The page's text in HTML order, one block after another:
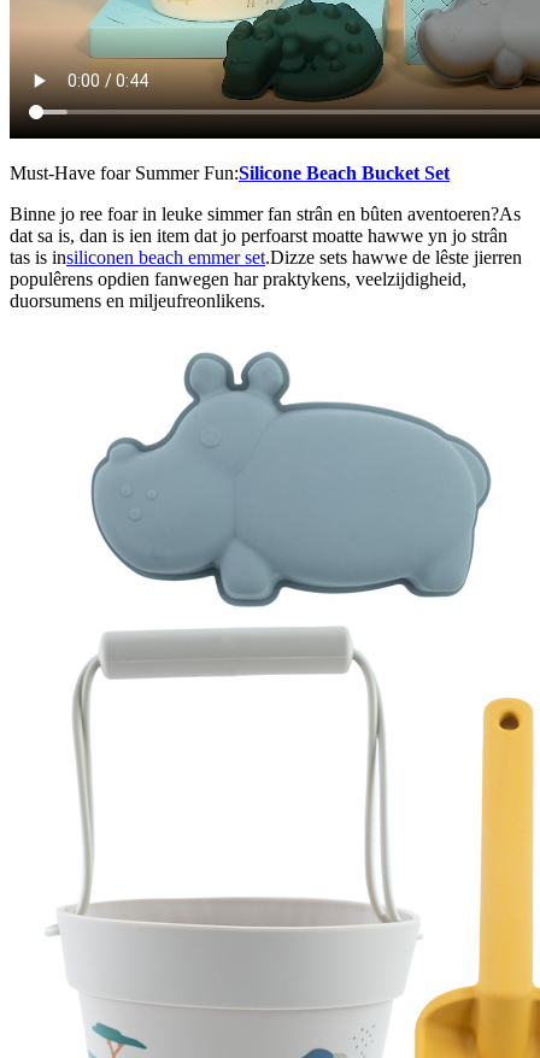
Must-Have foar Summer Fun:Silicone Beach Bucket Set
Binne jo ree foar in leuke simmer fan strân en bûten aventoeren?As
dat sa is, dan is ien item dat jo perfoarst moatte hawwe yn jo strân
tas is insiliconen beach emmer set.Dizze sets hawwe de lêste jierren
populêrens opdien fanwegen har praktykens, veelzijdigheid,
duorsumens en miljeufreonlikens.